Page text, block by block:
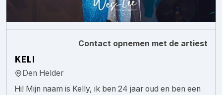
Contact opnemen met de artiest
KELI
Den Helder
Hi! Mijn naam is Kelly, ik ben 24 jaar oud en ben een